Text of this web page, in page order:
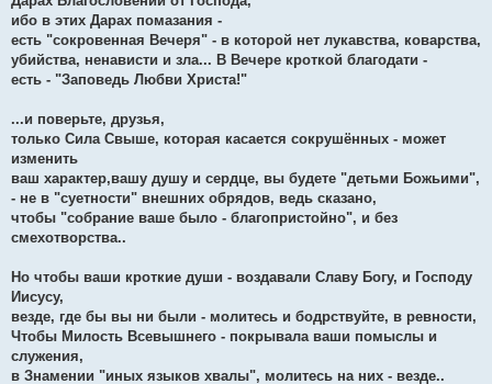
ибо в этих Дарах помазания -
есть "сокровенная Вечеря" - в которой нет лукавства, коварства,
убийства, ненависти и зла... В Вечере кроткой благодати -
есть - "Заповедь Любви Христа!"
...и поверьте, друзья,
только Сила Свыше, которая касается сокрушённых - может
изменить
ваш характер,вашу душу и сердце, вы будете "детьми Божьими",
- не в "суетности" внешних обрядов, ведь сказано,
чтобы "собрание ваше было - благопристойно", и без
смехотворства..
Но чтобы ваши кроткие души - воздавали Славу Богу, и Господу
Иисусу,
везде, где бы вы ни были - молитесь и бодрствуйте, в ревности,
Чтобы Милость Всевышнего - покрывала ваши помыслы и
служения,
в Знамении "иных языков хвалы", молитесь на них - везде..